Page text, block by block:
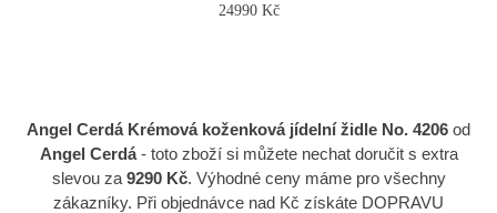
24990 Kč
Angel Cerdá Krémová koženková jídelní židle No. 4206 od
Angel Cerdá- toto zboží si můžete nechat doručit s extra
slevou za 9290 Kč. Výhodné ceny máme pro všechny
zákazníky. Při objednávce nad Kč získáte DOPRAVU